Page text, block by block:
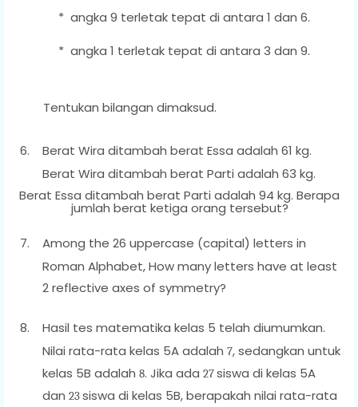
* angka 9 terletak tepat di antara 1 dan 6.
* angka 1 terletak tepat di antara 3 dan 9.
Tentukan bilangan dimaksud.
6.
Berat Wira ditambah berat Essa adalah 61 kg.
Berat Wira ditambah berat Parti adalah 63 kg.
Berat Essa ditambah berat Parti adalah 94 kg. Berapa
jumlah berat ketiga orang tersebut?
7.
Among the 26 uppercase (capital) letters in
Roman Alphabet, How many letters have at least
2 reflective axes of symmetry?
8.
Hasil tes matematika kelas 5 telah diumumkan.
Nilai rata-rata kelas 5A adalah 7, sedangkan untuk
kelas 5B adalah 8. Jika ada 27siswa di kelas 5A
dan 23siswa di kelas 5B, berapakah nilai rata-rata